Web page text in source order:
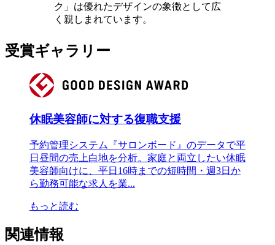
ク」は優れたデザインの象徴として広
く親しまれています。
受賞ギャラリー
休眠美容師に対する復職支援
予約管理システム『サロンボード』のデータで平
日昼間の売上白地を分析。家庭と両立したい休眠
美容師向けに、平日16時までの短時間・週3日か
ら勤務可能な求人を業...
もっと読む
関連情報